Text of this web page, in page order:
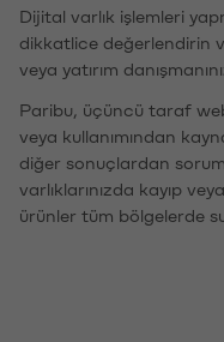
Dijital varlık işlemleri
dikkatlice değerlendirin
veya yatırım
Paribu, üçüncü taraf
veya kullanımından
diğer sonuçlardan
varlıklarınızda kayıp
ürünler tüm bölgelerde